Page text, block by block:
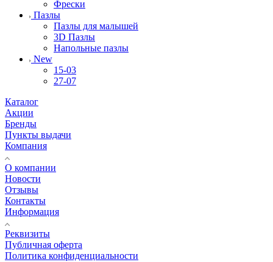
Фрески
Пазлы
Пазлы для малышей
3D Пазлы
Напольные пазлы
New
15-03
27-07
Каталог
Акции
Бренды
Пункты выдачи
Компания
О компании
Новости
Отзывы
Контакты
Информация
Реквизиты
Публичная оферта
Политика конфиденциальности